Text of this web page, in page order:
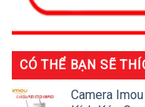
CÓ THỂ BẠN SẼ
Camera